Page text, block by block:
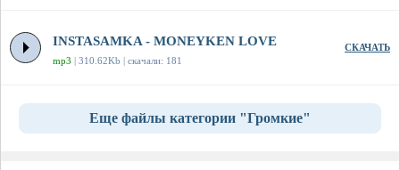
INSTASAMKA - MONEYKEN LOVE
mp3 | 310.62Kb | скачали: 181
СКАЧАТЬ
Еще файлы категории "Громкие"